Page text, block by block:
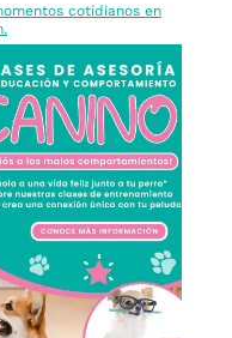
cotidianos en